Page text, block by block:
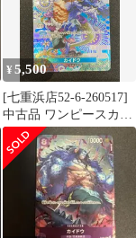
¥5,500
[七重浜店52-6-260517]
中古品 ワンピースカー
ドゲーム カイドウ スペ
シャル OP04-044 新時
代の主役